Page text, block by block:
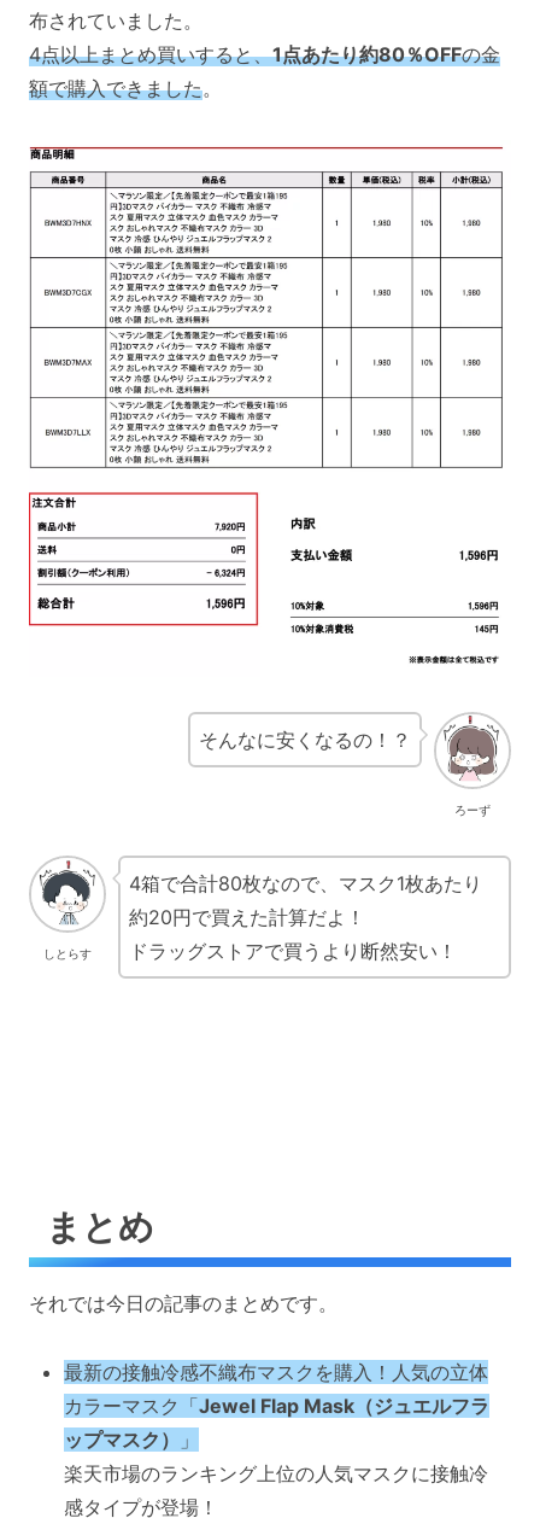
布されていました。
4点以上まとめ買いすると、1点あたり約80％OFFの金
額で購入できました。
ろーず
そんなに安くなるの！？
しとらす
4箱で合計80枚なので、マスク1枚あたり
約20円で買えた計算だよ！
ドラッグストアで買うより断然安い！
まとめ
それでは今日の記事のまとめです。
最新の接触冷感不織布マスクを購入！人気の立体
カラーマスク「Jewel Flap Mask（ジュエルフラ
ップマスク）
」
楽天市場のランキング上位の人気マスクに接触冷
感タイプが登場！